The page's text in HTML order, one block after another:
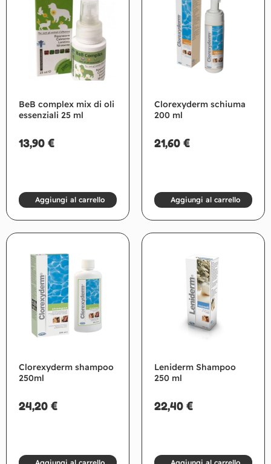
BeB complex mix di oli
essenziali 25 ml
13,90 €
Aggiungi al carrello
Clorexyderm schiuma
200 ml
21,60 €
Aggiungi al carrello
Clorexyderm shampoo
250ml
24,20 €
Leniderm Shampoo
250 ml
22,40 €